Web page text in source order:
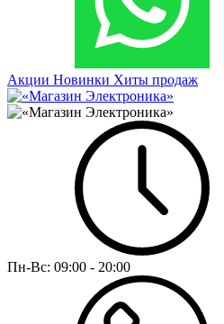
Акции Новинки Хиты продаж
Пн-Вс: 09:00 - 20:00